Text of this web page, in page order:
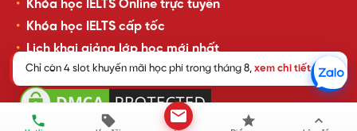
Chỉ còn 4 slot khuyến mãi học phí trong tháng 8, xem chi tiết.
Khóa học IELTS Online trực tuyến
Khóa học IELTS cấp tốc
Lịch khai giảng lớp học mới nhất
Review của học viên LangGo